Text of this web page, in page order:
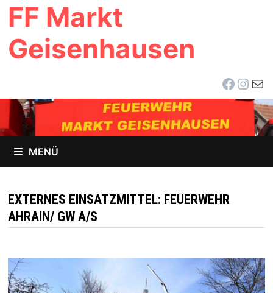
Zum
Inhalt
springen
FF Markt
Geisenhausen
E-
MENÜ
EXTERNES EINSATZMITTEL: FEUERWEHR
AHRAIN/ GW A/S